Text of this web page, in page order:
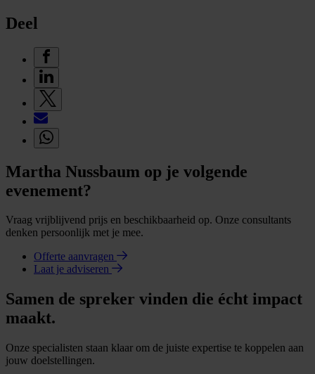
Deel
Martha Nussbaum op je volgende
evenement?
Vraag vrijblijvend prijs en beschikbaarheid op. Onze consultants
denken persoonlijk met je mee.
Offerte aanvragen
Laat je adviseren
Samen de spreker vinden die écht impact
maakt.
Onze specialisten staan klaar om de juiste expertise te koppelen aan
jouw doelstellingen.